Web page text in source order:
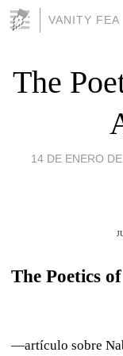
VANITY FEA
The
14 DE ENERO
The Poetics
—artículo sobre